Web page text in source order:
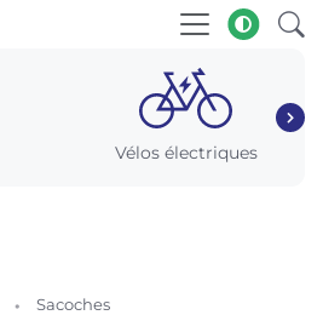
Vélos électriques
Sacoches